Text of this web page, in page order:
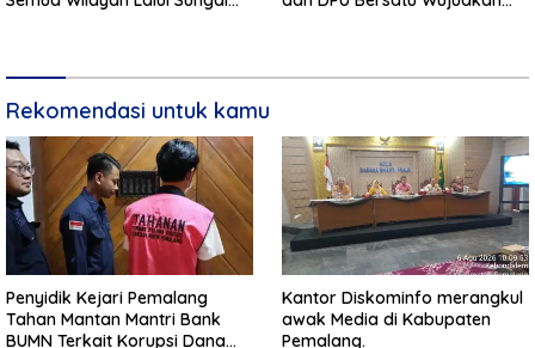
Rekomendasi untuk kamu
Penyidik Kejari Pemalang
Tahan Mantan Mantri Bank
BUMN Terkait Korupsi Dana
Kantor Diskominfo merangkul
awak Media di Kabupaten
Pemalang.